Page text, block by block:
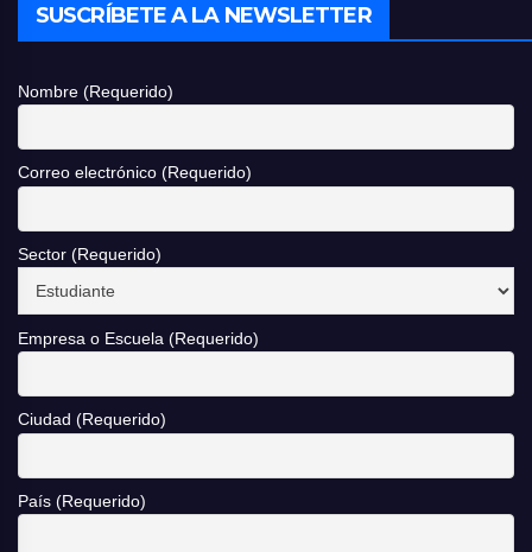
SUSCRÍBETE A LA NEWSLETTER
Nombre (Requerido)
Correo electrónico (Requerido)
Sector (Requerido)
Empresa o Escuela (Requerido)
Ciudad (Requerido)
País (Requerido)